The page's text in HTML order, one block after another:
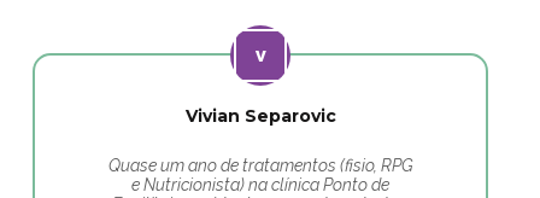
Vivian Separovic
Quase um ano de tratamentos (fisio, RPG
e Nutricionista) na clínica Ponto de